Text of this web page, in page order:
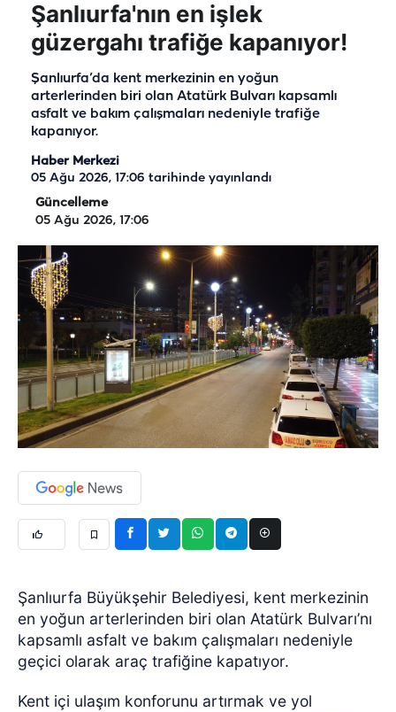
Şanlıurfa'nın en işlek
güzergahı trafiğe kapanıyor!
Şanlıurfa’da kent merkezinin en yoğun
arterlerinden biri olan Atatürk Bulvarı kapsamlı
asfalt ve bakım çalışmaları nedeniyle trafiğe
kapanıyor.
Haber Merkezi
05 Ağu 2026, 17:06 tarihinde yayınlandı
Güncelleme
05 Ağu 2026, 17:06
Şanlıurfa Büyükşehir Belediyesi, kent merkezinin
en yoğun arterlerinden biri olan Atatürk Bulvarı’nı
kapsamlı asfalt ve bakım çalışmaları nedeniyle
geçici olarak araç trafiğine kapatıyor.
Kent içi ulaşım konforunu artırmak ve yol